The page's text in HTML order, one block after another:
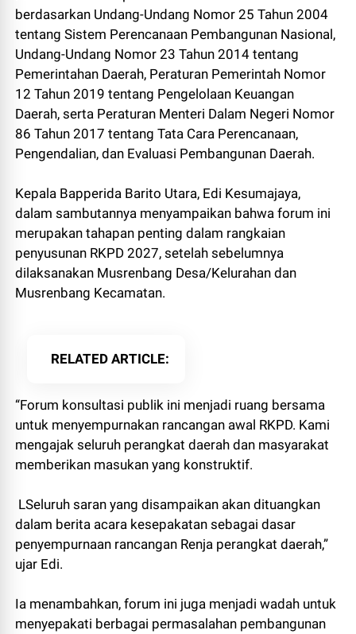
berdasarkan Undang-Undang Nomor 25 Tahun 2004
tentang Sistem Perencanaan Pembangunan Nasional,
Undang-Undang Nomor 23 Tahun 2014 tentang
Pemerintahan Daerah, Peraturan Pemerintah Nomor
12 Tahun 2019 tentang Pengelolaan Keuangan
Daerah, serta Peraturan Menteri Dalam Negeri Nomor
86 Tahun 2017 tentang Tata Cara Perencanaan,
Pengendalian, dan Evaluasi Pembangunan Daerah.
Kepala Bapperida Barito Utara, Edi Kesumajaya,
dalam sambutannya menyampaikan bahwa forum ini
merupakan tahapan penting dalam rangkaian
penyusunan RKPD 2027, setelah sebelumnya
dilaksanakan Musrenbang Desa/Kelurahan dan
Musrenbang Kecamatan.
RELATED ARTICLE
“Forum konsultasi publik ini menjadi ruang bersama
untuk menyempurnakan rancangan awal RKPD. Kami
mengajak seluruh perangkat daerah dan masyarakat
memberikan masukan yang konstruktif.
LSeluruh saran yang disampaikan akan dituangkan
dalam berita acara kesepakatan sebagai dasar
penyempurnaan rancangan Renja perangkat daerah,”
ujar Edi.
Ia menambahkan, forum ini juga menjadi wadah untuk
menyepakati berbagai permasalahan pembangunan